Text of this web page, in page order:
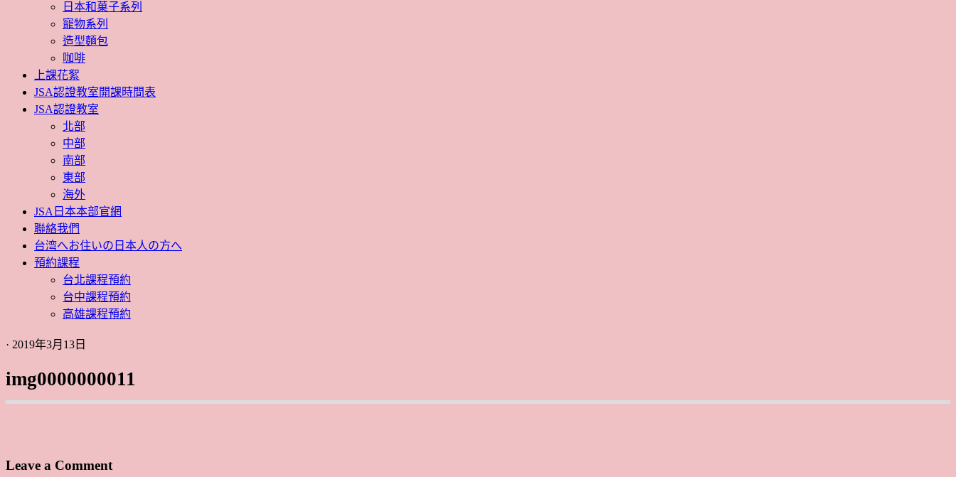
日本和菓子系列
寵物系列
造型麵包
咖啡
上課花絮
JSA認證教室開課時間表
JSA認證教室
北部
中部
南部
東部
海外
JSA日本本部官網
聯絡我們
台湾へお住いの日本人の方へ
預約課程
台北課程預約
台中課程預約
高雄課程預約
· 2019年3月13日
img0000000011
Leave a Comment